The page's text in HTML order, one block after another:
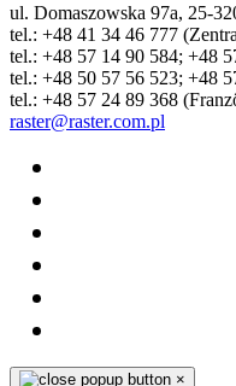
ul. Domaszowska 97a, 25-
tel.: +48 41 34 46 777
tel.: +48 57 14 90 584; +48
tel.: +48 50 57 56 523; +48
tel.: +48 57 24 89 368
raster@raster.com.pl
×